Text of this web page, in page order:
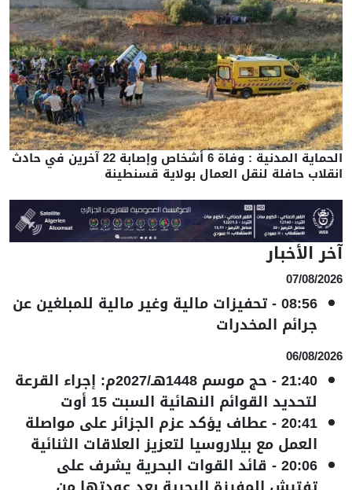
الحماية المدنية : وفاة 6 أشخاص وإصابة 22 آخرين في حادث
انقلاب حافلة لنقل العمال بولاية قسنطينة
آخر الأخبار
07/08/2026
08:56
-تحفيزات مالية وغير مالية للمبلغين عن
جرائم المخدرات
06/08/2026
21:40
- حج موسم 1448هـ/2027م: إجراء القرعة
لتحديد القوائم النهائية السبت 15 أوت
20:41
-عطاف يؤكد عزم الجزائر على مواصلة
العمل مع بيلاروسيا لتعزيز العلاقات الثنائية
20:06
- قائد القوات البحرية يشرف على